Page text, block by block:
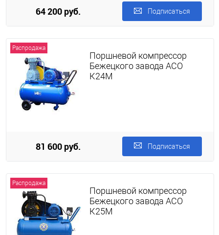
64 200 руб. Подписаться
Распродажа
Поршневой компрессор
Бежецкого завода АСО
К24М
81 600 руб. Подписаться
Распродажа
Поршневой компрессор
Бежецкого завода АСО
К25М